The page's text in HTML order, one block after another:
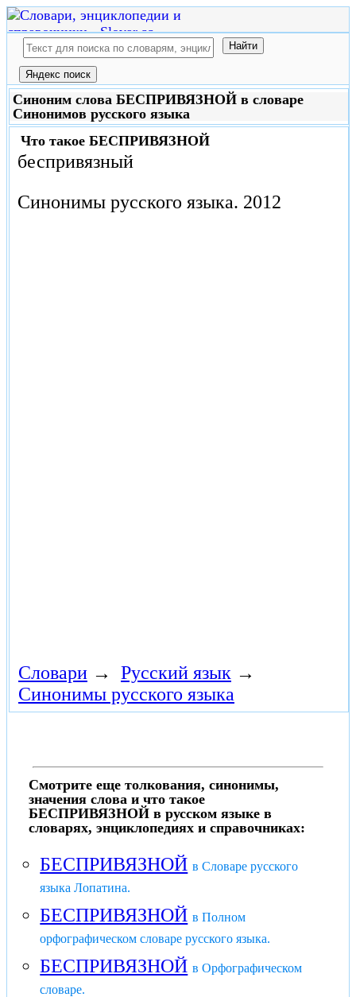
Синоним слова БЕСПРИВЯЗНОЙ в словаре
Синонимов русского языка
Что такое БЕСПРИВЯЗНОЙ
беспривязный
Синонимы русского языка. 2012
Словари → Русский язык →
Синонимы русского языка
Смотрите еще толкования, синонимы,
значения слова и что такое
БЕСПРИВЯЗНОЙ в русском языке в
словарях, энциклопедиях и справочниках:
БЕСПРИВЯЗНОЙ в Словаре русского
языка Лопатина.
БЕСПРИВЯЗНОЙ в Полном
орфографическом словаре русского языка.
БЕСПРИВЯЗНОЙ в Орфографическом
словаре.